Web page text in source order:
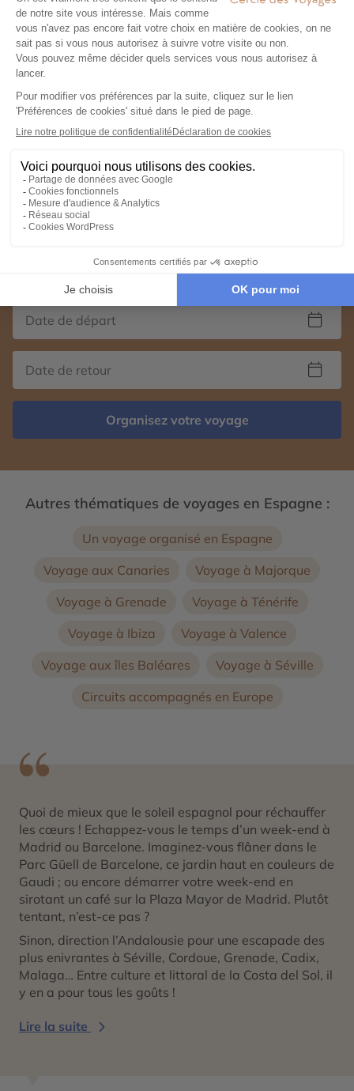
Voir tous nos Voyages Espagne (40)
Commencez à voyager
voyage d'exception 100% personnalisé.
Organisez votre voyage
Autres thématiques de voyages en Espagne :
Un voyage organisé en Espagne
Voyage aux Canaries
Voyage à Majorque
Voyage à Grenade
Voyage à Ténérife
Voyage à Ibiza
Voyage à Valence
Voyage aux îles Baléares
Voyage à Séville
Circuits accompagnés en Europe
Quoi de mieux que le soleil espagnol pour réchauffer
les cœurs ! Echappez-vous le temps d’un week-end à
Madrid ou Barcelone. Imaginez-vous flâner dans le
Parc Güell de Barcelone, ce jardin haut en couleurs de
Gaudi ; ou encore démarrer votre week-end en
sirotant un café sur la Plaza Mayor de Madrid. Plutôt
tentant, n’est-ce pas ?
Sinon, direction l’Andalousie pour une escapade des
plus enivrantes à Séville, Cordoue, Grenade, Cadix,
Malaga… Entre culture et littoral de la Costa del Sol, il
y en a pour tous les goûts !
Lire la suite